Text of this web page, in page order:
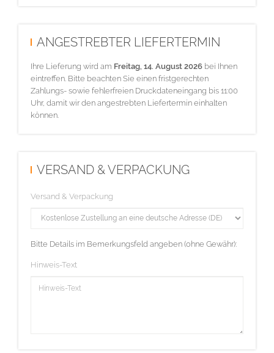
ANGESTREBTER LIEFERTERMIN
Ihre Lieferung wird am Freitag, 14. August 2026 bei Ihnen
eintreffen. Bitte beachten Sie einen fristgerechten
Zahlungs- sowie fehlerfreien Druckdateneingang bis 11:00
Uhr, damit wir den angestrebten Liefertermin einhalten
können.
VERSAND & VERPACKUNG
Versand & Verpackung
Bitte Details im Bemerkungsfeld angeben (ohne Gewähr):
Hinweis-Text